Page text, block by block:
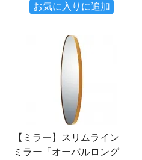
お気に入りに追加
【ミラー】スリムライン
ミラー「オーバルロング